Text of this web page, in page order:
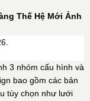
3 nhóm cấu hình và
bao gồm các bản
tùy chọn như lưới